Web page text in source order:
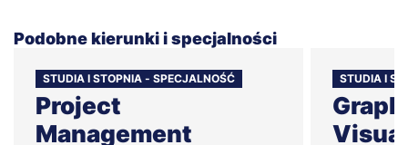
Podobne kierunki i specjalności
STUDIA I STOPNIA - SPECJALNOŚĆ
Project
Management
STUDIA I
Visual